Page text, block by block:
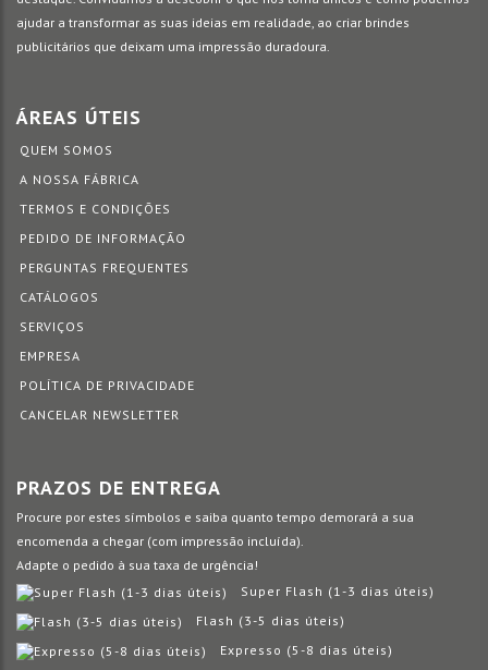
ajudar a transformar as suas ideias em realidade, ao criar brindes
publicitários que deixam uma impressão duradoura.
ÁREAS ÚTEIS
QUEM SOMOS
A NOSSA FÁBRICA
TERMOS E CONDIÇÕES
PEDIDO DE INFORMAÇÃO
PERGUNTAS FREQUENTES
CATÁLOGOS
SERVIÇOS
EMPRESA
POLÍTICA DE PRIVACIDADE
CANCELAR NEWSLETTER
PRAZOS DE ENTREGA
Procure por estes símbolos e saiba quanto tempo demorará a sua
encomenda a chegar (com impressão incluída).
Adapte o pedido à sua taxa de urgência!
Super Flash (1-3 dias úteis)
Flash (3-5 dias úteis)
Expresso (5-8 dias úteis)